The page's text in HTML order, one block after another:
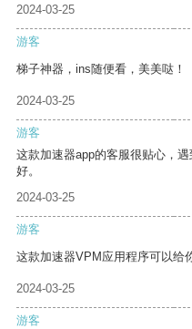
2024-03-25
游客
梯子神器，ins随便看，美美哒！
2024-03-25
游客
这款加速器app的客服很贴心，
好。
2024-03-25
游客
这款加速器VPM应用程序可以给
2024-03-25
游客